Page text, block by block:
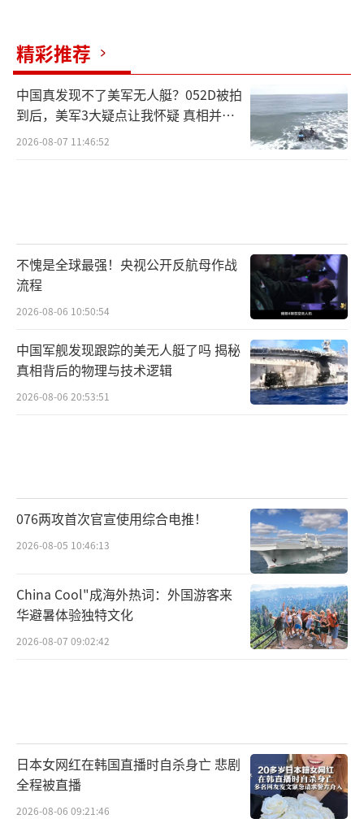
精彩推荐
中国真发现不了美军无人艇？052D被拍
到后，美军3大疑点让我怀疑 真相并非
如此
2026-08-07 11:46:52
不愧是全球最强！央视公开反航母作战
流程
2026-08-06 10:50:54
中国军舰发现跟踪的美无人艇了吗 揭秘
真相背后的物理与技术逻辑
2026-08-06 20:53:51
076两攻首次官宣使用综合电推！
2026-08-05 10:46:13
China Cool"成海外热词：外国游客来
华避暑体验独特文化
2026-08-07 09:02:42
日本女网红在韩国直播时自杀身亡 悲剧
全程被直播
2026-08-06 09:21:46